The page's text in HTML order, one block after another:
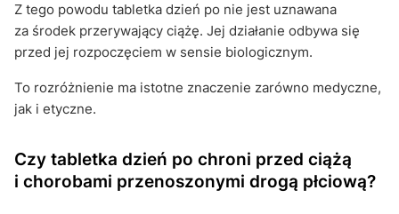
Z tego powodu tabletka dzień po nie jest uznawana
za środek przerywający ciążę. Jej działanie odbywa się
przed jej rozpoczęciem w sensie biologicznym.
To rozróżnienie ma istotne znaczenie zarówno medyczne,
jak i etyczne.
Czy tabletka dzień po chroni przed ciążą
i chorobami przenoszonymi drogą płciową?